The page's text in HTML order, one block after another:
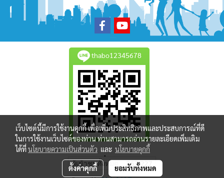
thabo12345678
ผู้เข้าชมวันนี้ 263
เว็บไซต์นี้มีการใช้งานคุกกี้ เพื่อเพิ่มประสิทธิภาพและประสบการณ์ที่ดี
ในการใช้งานเว็บไซต์ของท่าน ท่านสามารถอ่านรายละเอียดเพิ่มเติม
ได้ที่นโยบายความเป็นส่วนตัว และ นโยบายคุกกี้
ตั้งค่าคุกกี้ ยอมรับทั้งหมด